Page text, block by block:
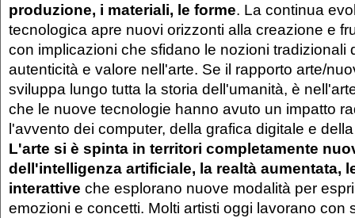
produzione, i materiali, le forme. La continua
tecnologica apre nuovi orizzonti alla creazione e
con implicazioni che sfidano le nozioni tradizionali
autenticità e valore nell'arte. Se il rapporto arte/
sviluppa lungo tutta la storia dell'umanità, è
che le nuove tecnologie hanno avuto un impatto
l'avvento dei computer, della grafica digitale e
L'arte si è spinta in territori completamente
dell'intelligenza artificiale, la realtà aumentata,
interattive che esplorano nuove modalità per
emozioni e concetti. Molti artisti oggi lavorano con